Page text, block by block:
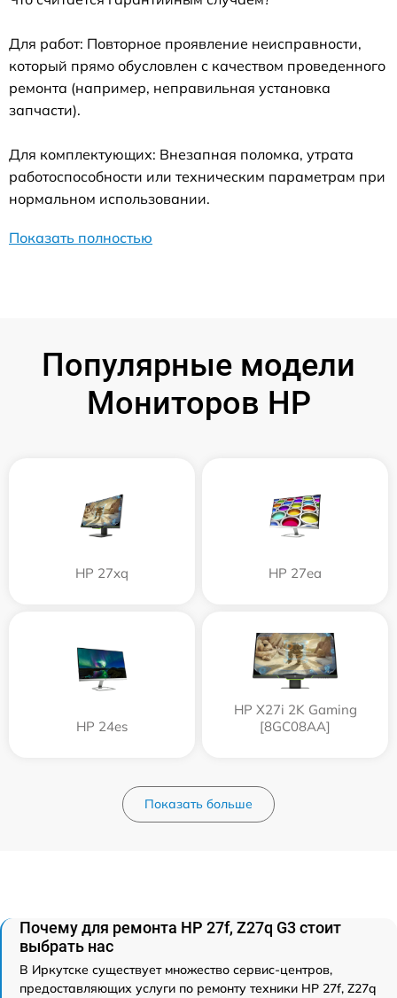
Для работ: Повторное проявление неисправности,
который прямо обусловлен с качеством проведенного
ремонта (например, неправильная установка
запчасти).
Для комплектующих: Внезапная поломка, утрата
работоспособности или техническим параметрам при
нормальном использовании.
Показать полностью
Популярные модели
Мониторов HP
HP 27xq HP 27ea
HP 24es
HP X27i 2K Gaming
[8GC08AA]
Показать больше
Почему для ремонта HP 27f, Z27q G3 стоит
выбрать нас
В Иркутске существует множество сервис-центров,
предоставляющих услуги по ремонту техники HP 27f, Z27q